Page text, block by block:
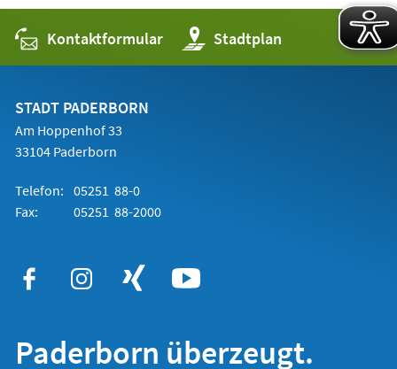
Kontaktformular Stadtplan
(Öffnet
in
einem
STADT PADERBORN
Am Hoppenhof 33
33104 Paderborn
Telefon: 05251 88-0
Fax:
05251 88-2000
Paderborn überzeugt.